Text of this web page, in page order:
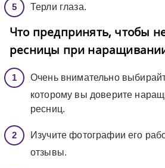
Терли глаза.
Что предпринять, чтобы
ресницы при
Очень внимательно
которому вы доверите
ресниц.
Изучите фотографии его
отзывы.